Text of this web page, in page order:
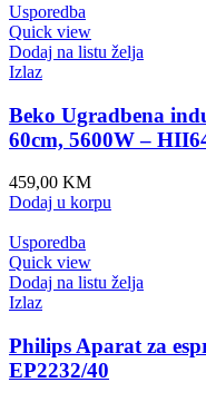
Usporedba
Quick view
Dodaj na listu želja
Izlaz
Beko Ugradbena
60cm, 5600W –
459,00 KM
Dodaj u korpu
Usporedba
Quick view
Dodaj na listu želja
Izlaz
Philips Aparat za
EP2232/40